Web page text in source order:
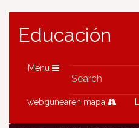
Educación
Menu
webgunearen mapa